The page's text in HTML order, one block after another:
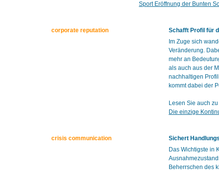
Sport Eröffnung der Bunten
corporate reputation
Schafft Profil für
Im Zuge sich
Veränderung.
mehr an
als auch aus der
nachhaltigen
kommt dabei der
Lesen Sie auch
Die einzige
crisis communication
Sichert
Das Wichtigste in
Beherrschen des